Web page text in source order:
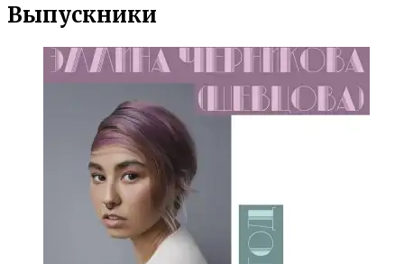
Выпускники